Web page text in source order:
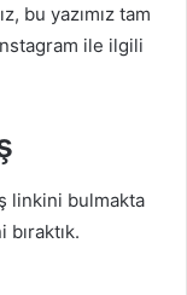
bu yazımız tam
ile ilgili
linkini bulmakta